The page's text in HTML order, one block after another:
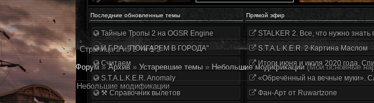
Последние обновленные темы Прямой эфир
Тайные Тропы 2 на OGSR Engine
И.Г.Р.А. "ПОИГАРЕМ В ГОРОДА"
Считаем
S.T.A.L.K.E.R. Anomaly
⚒ Справочник вылетов
STALKER 2. Все, что нужно
S.T.A.L.K.E.R. 2 Картина Маслом
Итоги июня и июля 2020 года.
«Обречённый на вечные муки».
Фан-Арт от Ruwartzone
Страница2из2 « 1 2
Форум » Архив » Устаревшие темы » Небольшие модификации (Мои основные
Небольшие модификации